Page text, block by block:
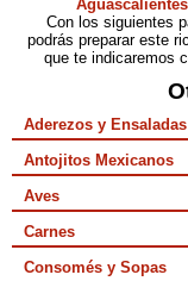
Aguascalientes
Con los siguientes
podrás preparar este
que te indicaremos
Aderezos y Ensaladas
Antojitos Mexicanos
Aves
Carnes
Consomés y Sopas